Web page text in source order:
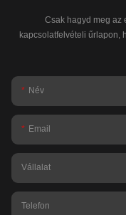
Csak hagyd meg az
kapcsolatfelvételi űrlapon,
Név
Email
Vállalat
Telefon